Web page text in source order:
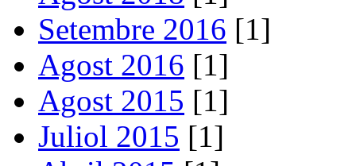
Setembre 2016 [1]
Agost 2016 [1]
Agost 2015 [1]
Juliol 2015 [1]